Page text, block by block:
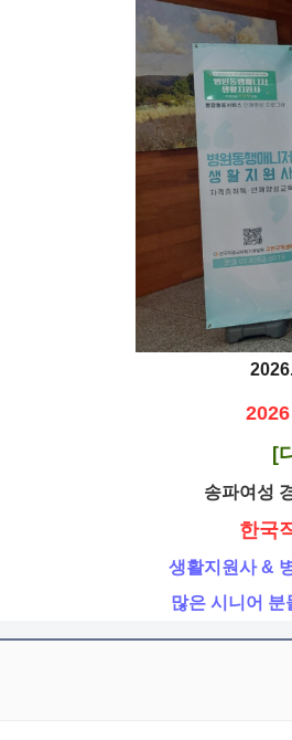
[
송파여성
한국
생활지원사 &
많은 시니어 분